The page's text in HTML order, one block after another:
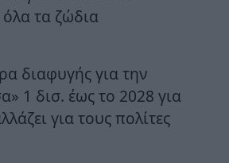
τα ζώδια
διαφυγής για την
1 δισ. έως το 2028 για
για τους πολίτες